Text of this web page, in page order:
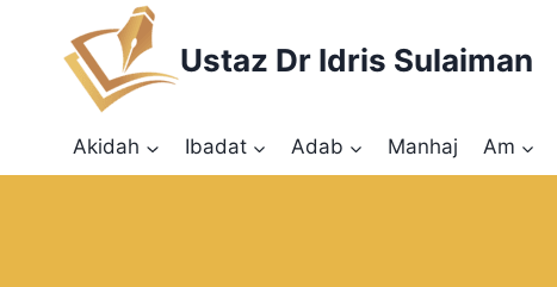
Ustaz Dr Idris Sulaiman
Akidah Ibadat Adab Manhaj Am